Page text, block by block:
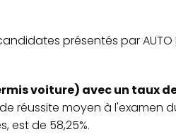
présentés par AUTO
voiture) avec un taux
réussite moyen à l'examen
est de 58,25%.